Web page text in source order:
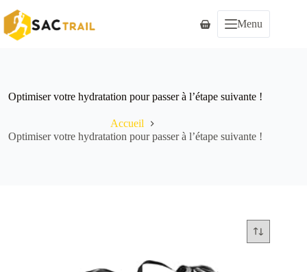
au
contenu
Panier
d’achat
Menu
Optimiser votre hydratation pour passer à l’étape suivante !
Accueil
Optimiser votre hydratation pour passer à l’étape suivante !